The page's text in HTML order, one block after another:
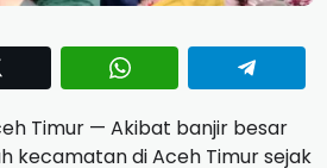
Timur — Akibat banjir besar
kecamatan di Aceh Timur sejak